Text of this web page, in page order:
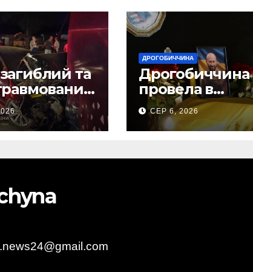
та
ДТП на
ДРОГОБИЧЧИНА
Дрогобиччина
провела в
останню земну
дорогу свого
Захисника –
СЕР 6, 2026